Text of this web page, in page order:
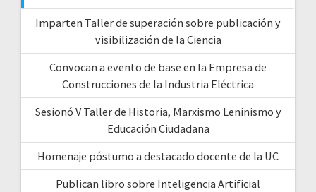
Imparten Taller de superación sobre publicación y
visibilización de la Ciencia
Convocan a evento de base en la Empresa de
Construcciones de la Industria Eléctrica
Sesionó V Taller de Historia, Marxismo Leninismo y
Educación Ciudadana
Homenaje póstumo a destacado docente de la UC
Publican libro sobre Inteligencia Artificial